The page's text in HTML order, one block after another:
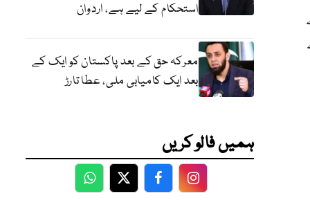
استحکام کے لیے ہے، اردوان
معرکہ حق کے بعد پاکستان کو ایک کے
بعد ایک کامیابی ملی، عطا تارڑ
ہمیں فالو کریں
WhatsApp
TwitterFacebookFacebook